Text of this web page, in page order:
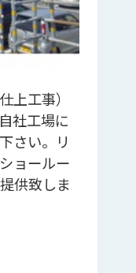
上工事）
社工場に
さい。リ
ョールー
供致しま